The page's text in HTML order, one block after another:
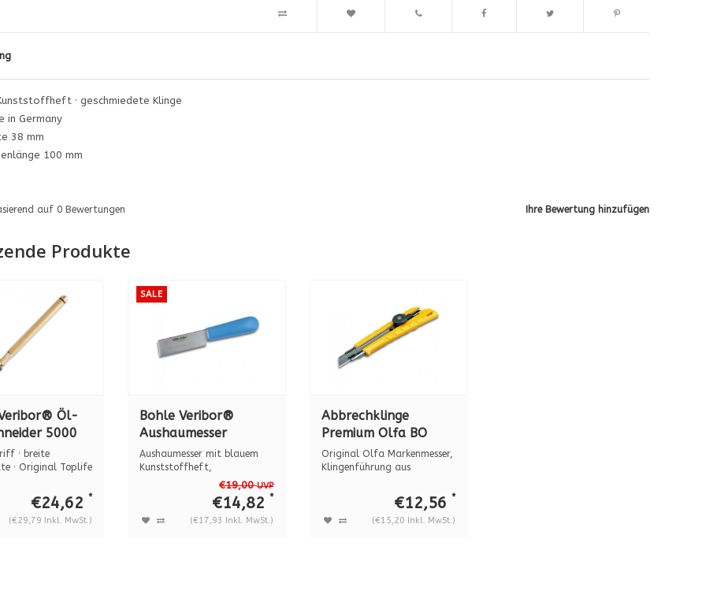
· geschmiedete Klinge
in Germany
38 mm
100 mm
Ihre Bewertung hinzufügen
auf 0Bewertungen
Produkte
Öl-
5000
BO
· breite
· Original Toplife
€24,62 *
(€29,79 Inkl. MwSt.)
SALE
Bohle Veribor®
Aushaumesser
Economy
Kunststoffheft BO
Aushaumesser mit blauem
Kunststoffheft,
Klingenlänge 95 mm,...
€19,00UVP
€14,82 *
(€17,93 Inkl. MwSt.)
Abbrechklinge
Premium Olfa BO
5141300
Original Olfa Markenmesser,
Klingenführung aus
€12,56 *
(€15,20 Inkl. MwSt.)